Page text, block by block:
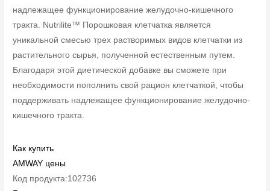
надлежащее функционирование желудочно-кишечного
тракта. Nutrilite™ Порошковая клетчатка является
уникальной смесью трех растворимых видов клетчатки из
растительного сырья, полученной естественным путем.
Благодаря этой диетической добавке вы сможете при
необходимости пополнить свой рацион клетчаткой, чтобы
поддерживать надлежащее функционирование желудочно-
кишечного тракта.
Как купить
AMWAY цены
Код продукта:102736